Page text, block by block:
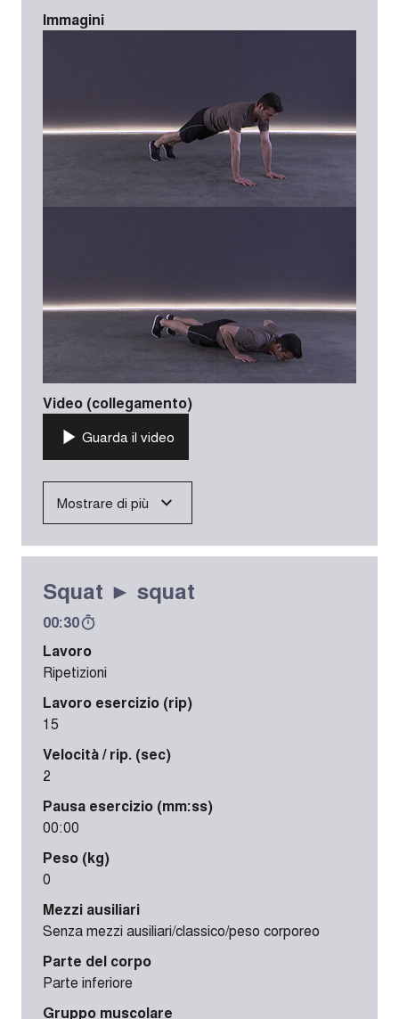
Immagini
Video (collegamento)
Guarda il video
Mostrare di più
Squat ► squat
00:30
Lavoro
Ripetizioni
Lavoro esercizio (rip)
15
Velocità / rip. (sec)
2
Pausa esercizio (mm:ss)
00:00
Peso (kg)
0
Mezzi ausiliari
Senza mezzi ausiliari/classico/peso corporeo
Parte del corpo
Parte inferiore
Gruppo muscolare